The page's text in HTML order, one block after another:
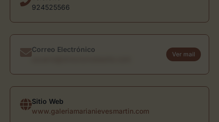
924525566
Correo Electrónico
Ver mail
Sitio Web
www.galeriamarianievesmartin.com